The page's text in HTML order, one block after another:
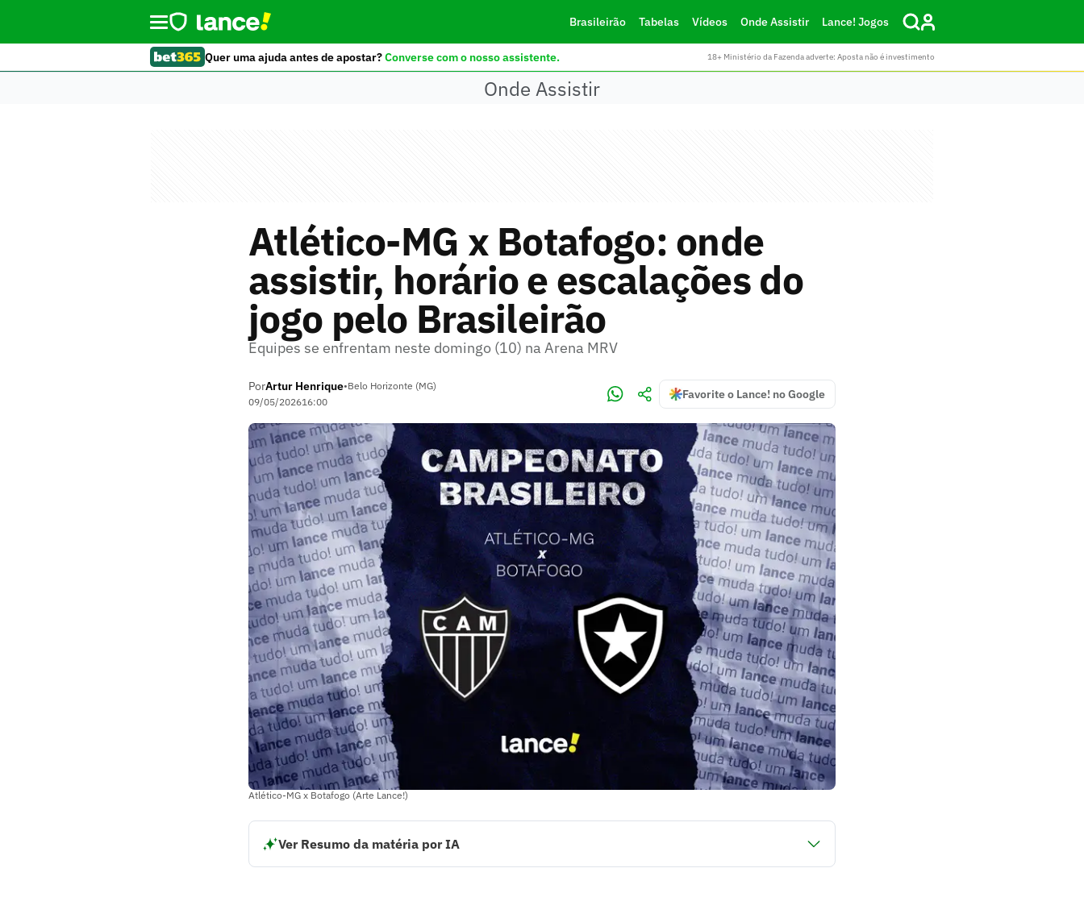
Brasileirão Tabelas Vídeos Onde Assistir Lance! Jogos
Quer uma ajuda antes de apostar?Converse com o nosso assistente. 18+ Ministério da Fazenda adverte: Aposta não é investimento
Onde Assistir
Atlético-MG x Botafogo: onde
assistir, horário e escalações do
jogo pelo Brasileirão
Equipes se enfrentam neste domingo (10) na Arena MRV
PorArtur Henrique•Belo Horizonte (MG)
09/05/202616:00
Favorite o Lance! no Google
Atlético-MG x Botafogo (Arte Lance!)
Ver Resumo da matéria por IA